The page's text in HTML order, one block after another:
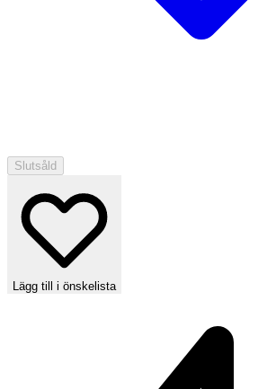
Slutsåld
Lägg till i önskelista